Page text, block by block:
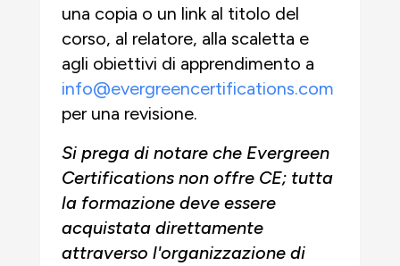
una copia o un link al titolo del
corso, al relatore, alla scaletta e
agli obiettivi di apprendimento a
info@evergreencertifications.com
per una revisione.
Si prega di notare che Evergreen
Certifications non offre CE; tutta
la formazione deve essere
acquistata direttamente
attraverso l'organizzazione di